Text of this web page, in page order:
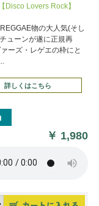
【Disco Lovers Rock】
REGGAE物の大人気(そし
ューンが遂に正規再
ーズ・レゲエの枠にと
詳しくはこちら
￥ 1,980